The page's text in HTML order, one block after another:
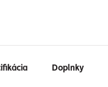
Doplnky